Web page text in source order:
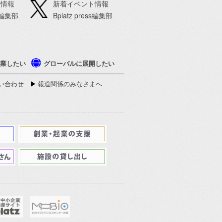
新着イベント情報
Bplatz press編集部
報
集部
したい グローバルに展開したい
合わせ 報道関係のみなさまへ